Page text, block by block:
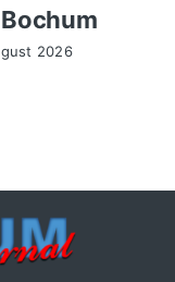
2026